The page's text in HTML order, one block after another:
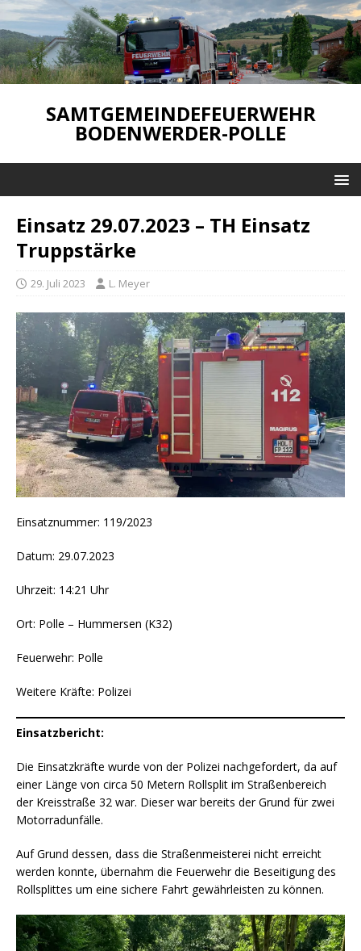
SAMTGEMEINDEFEUERWEHR
BODENWERDER-POLLE
Einsatz 29.07.2023 – TH Einsatz
Truppstärke
29. Juli 2023 L. Meyer
Einsatznummer: 119/2023
Datum: 29.07.2023
Uhrzeit: 14:21 Uhr
Ort: Polle – Hummersen (K32)
Feuerwehr: Polle
Weitere Kräfte: Polizei
Einsatzbericht:
Die Einsatzkräfte wurde von der Polizei nachgefordert, da auf
einer Länge von circa 50 Metern Rollsplit im Straßenbereich
der Kreisstraße 32 war. Dieser war bereits der Grund für zwei
Motorradunfälle.
Auf Grund dessen, dass die Straßenmeisterei nicht erreicht
werden konnte, übernahm die Feuerwehr die Beseitigung des
Rollsplittes um eine sichere Fahrt gewährleisten zu können.